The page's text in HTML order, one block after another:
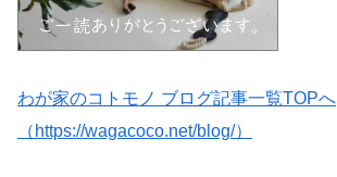
わが家のコトモノ ブログ記事一覧TOPへ
（https://wagacoco.net/blog/）